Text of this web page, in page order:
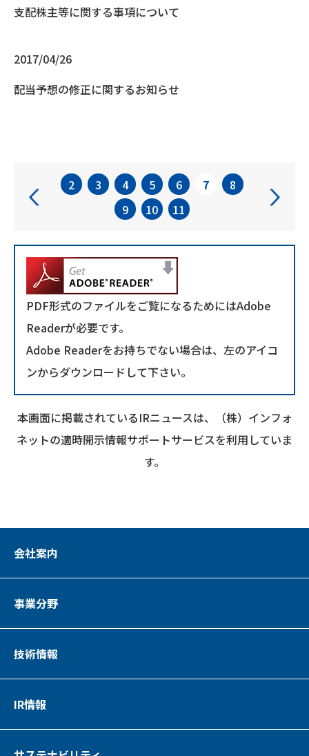
支配株主等に関する事項について
2017/04/26
配当予想の修正に関するお知らせ
前へ2 3 4 5 6 7
8
9
10 11
PDF形式のファイルをご覧になるためにはAdobe
Readerが必要です。
Adobe Readerをお持ちでない場合は、左のアイコ
ンからダウンロードして下さい。
本画面に掲載されているIRニュースは、（株）インフォ
ネットの適時開示情報サポートサービスを利用していま
す。
会社案内
事業分野
技術情報
IR情報